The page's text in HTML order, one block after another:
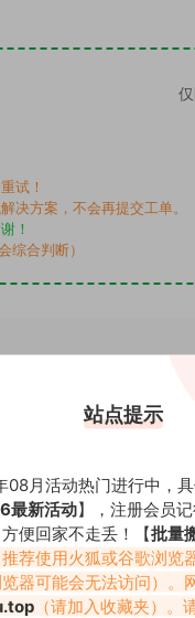
试！
方案，不会再提交工单。
！
合判断）
站点提示
08月活动热门进行中，
最新活动】，注册会员
便回家不走丢！【批量
推荐使用火狐或谷歌浏览
器可能会无法访问）。
（请加入收藏夹）。